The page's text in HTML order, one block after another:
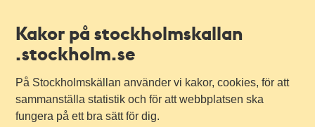
Kakor på stockholmskallan
.stockholm.se
På Stockholmskällan använder vi kakor, cookies, för att
sammanställa statistik och för att webbplatsen ska
fungera på ett bra sätt för dig.